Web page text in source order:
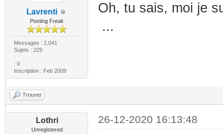
Lavrenti
Posting Freak
Messages : 2,041
Sujets : 229
:
: 0
Inscription : Feb 2009
Oh, tu sais, moi je
...
Trouver
Lothri
Unregistered
26-12-2020 16:13:48